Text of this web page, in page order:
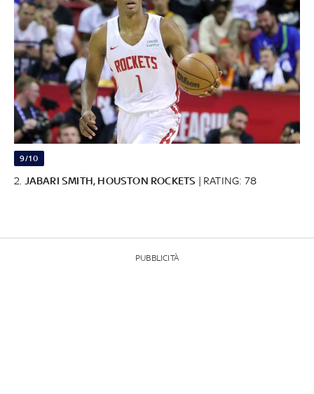
9/10
2. JABARI SMITH, HOUSTON ROCKETS | RATING: 78
PUBBLICITÀ